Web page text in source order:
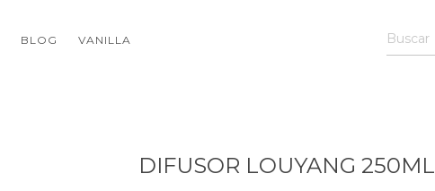
BLOG VANILLA
DIFUSOR LOUYANG 250ML